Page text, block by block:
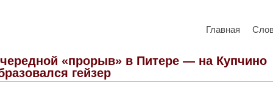
Главная
«прорыв» в Питере — на Купчино
гейзер